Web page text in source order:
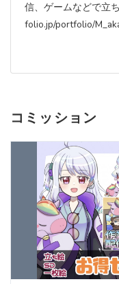
信、ゲームなどで立
folio.jp/portfolio/
コミッション